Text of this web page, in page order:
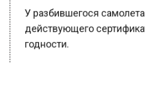
У разбившегося
действующего
годности.